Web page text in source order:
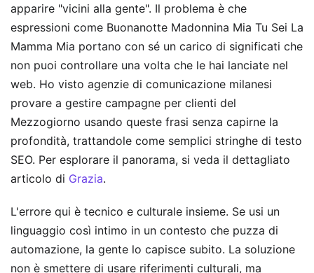
apparire "vicini alla gente". Il problema è che
espressioni come Buonanotte Madonnina Mia Tu Sei La
Mamma Mia portano con sé un carico di significati che
non puoi controllare una volta che le hai lanciate nel
web. Ho visto agenzie di comunicazione milanesi
provare a gestire campagne per clienti del
Mezzogiorno usando queste frasi senza capirne la
profondità, trattandole come semplici stringhe di testo
SEO. Per esplorare il panorama, si veda il dettagliato
articolo di Grazia.
L'errore qui è tecnico e culturale insieme. Se usi un
linguaggio così intimo in un contesto che puzza di
automazione, la gente lo capisce subito. La soluzione
non è smettere di usare riferimenti culturali, ma